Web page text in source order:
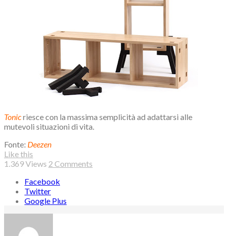
Tonicriesce con la massima semplicità ad adattarsi alle
mutevoli situazioni di vita.
Fonte: Deezen
Like this
1.369Views 2 Comments
Facebook
Twitter
Google Plus